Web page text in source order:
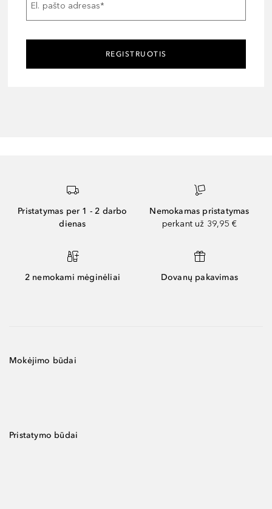
El. pašto adresas*
REGISTRUOTIS
Pristatymas per 1 - 2 darbo
dienas
Nemokamas pristatymas
perkant už 39,95 €
2 nemokami mėginėliai Dovanų pakavimas
Mokėjimo būdai
Pristatymo būdai